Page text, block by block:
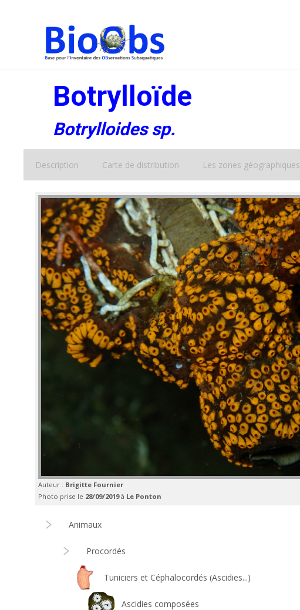
Botrylloïde
Botrylloides sp.
Description Carte de distribution Les zones géographiques
Auteur : Brigitte Fournier
Photo prise le 28/09/2019à Le Ponton
Animaux
Procordés
Tuniciers et Céphalocordés (Ascidies...)
Ascidies composées